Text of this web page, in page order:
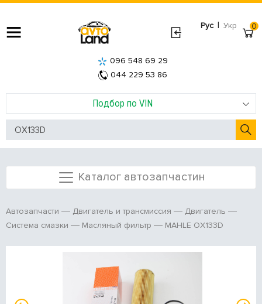
Рус | Укр
Подбор по VIN
096 548 69 29
044 229 53 86
0
Каталог автозапчастин
Автозапчасти Двигатель и трансмиссия
Двигатель
Система смазки
Масляный фильтр MAHLE OX133D